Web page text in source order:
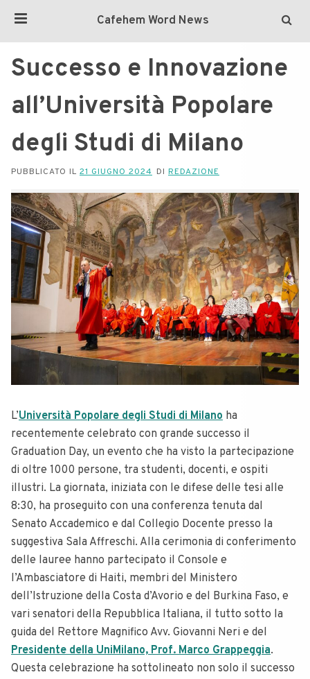
Cafehem Word News
Successo e Innovazione
all’Università Popolare
degli Studi di Milano
PUBBLICATO IL 21 GIUGNO 2024 DI REDAZIONE
L’Università Popolare degli Studi di Milano ha
recentemente celebrato con grande successo il
Graduation Day, un evento che ha visto la partecipazione
di oltre 1000 persone, tra studenti, docenti, e ospiti
illustri. La giornata, iniziata con le difese delle tesi alle
8:30, ha proseguito con una conferenza tenuta dal
Senato Accademico e dal Collegio Docente presso la
suggestiva Sala Affreschi. Alla cerimonia di conferimento
delle lauree hanno partecipato il Console e
l’Ambasciatore di Haiti, membri del Ministero
dell’Istruzione della Costa d’Avorio e del Burkina Faso, e
vari senatori della Repubblica Italiana, il tutto sotto la
guida del Rettore Magnifico Avv. Giovanni Neri e del
Presidente della UniMilano, Prof. Marco Grappeggia.
Questa celebrazione ha sottolineato non solo il successo